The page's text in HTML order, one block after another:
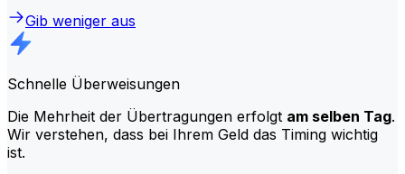
Gib weniger aus
Schnelle Überweisungen
Die Mehrheit der Übertragungen erfolgt am selben Tag.
Wir verstehen, dass bei Ihrem Geld das Timing wichtig
ist.